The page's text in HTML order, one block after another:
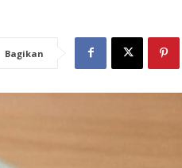
Bagikan